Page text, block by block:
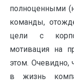
полноценными
команды,
цели с
мотивация на
этом. Очевидно,
в жизнь